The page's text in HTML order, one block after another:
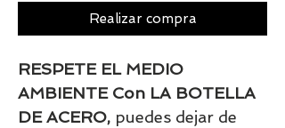
Realizar compra
RESPETE EL MEDIO
AMBIENTE Con LA BOTELLA
DE ACERO, puedes dejar de